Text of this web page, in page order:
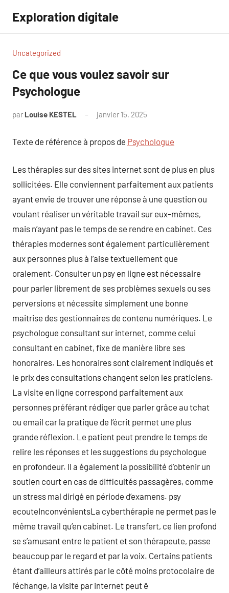
contenu
Exploration digitale
Uncategorized
Ce que vous voulez savoir sur
Psychologue
par Louise KESTEL janvier 15, 2025
Texte de référence à propos de Psychologue
Les thérapies sur des sites internet sont de plus en plus
sollicitées. Elle conviennent parfaitement aux patients
ayant envie de trouver une réponse à une question ou
voulant réaliser un véritable travail sur eux-mêmes,
mais n’ayant pas le temps de se rendre en cabinet. Ces
thérapies modernes sont également particulièrement
aux personnes plus à l’aise textuellement que
oralement. Consulter un psy en ligne est nécessaire
pour parler librement de ses problèmes sexuels ou ses
perversions et nécessite simplement une bonne
maitrise des gestionnaires de contenu numériques. Le
psychologue consultant sur internet, comme celui
consultant en cabinet, fixe de manière libre ses
honoraires. Les honoraires sont clairement indiqués et
le prix des consultations changent selon les praticiens.
La visite en ligne correspond parfaitement aux
personnes préférant rédiger que parler grâce au tchat
ou email car la pratique de l’écrit permet une plus
grande réflexion. Le patient peut prendre le temps de
relire les réponses et les suggestions du psychologue
en profondeur. Il a également la possibilité d’obtenir un
soutien court en cas de difficultés passagères, comme
un stress mal dirigé en période d’examens. psy
ecouteInconvénientsLa cyberthérapie ne permet pas le
même travail qu’en cabinet. Le transfert, ce lien profond
se s’amusant entre le patient et son thérapeute, passe
beaucoup par le regard et par la voix. Certains patients
étant d’ailleurs attirés par le côté moins protocolaire de
l’échange, la visite par internet peut ê